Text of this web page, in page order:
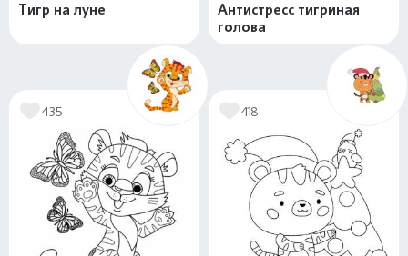
Тигр на луне
Антистресс тигриная
голова
435 418